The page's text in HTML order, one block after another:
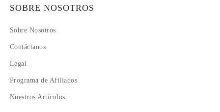
SOBRE NOSOTROS
Sobre Nosotros
Contáctanos
Legal
Programa de Afiliados
Nuestros Artículos